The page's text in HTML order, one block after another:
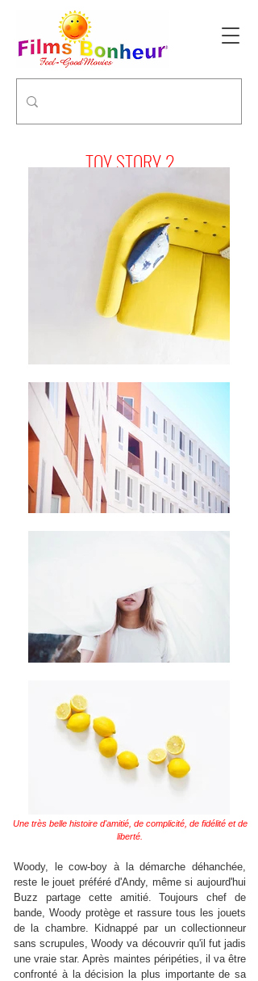
TOY STORY 2
Une très belle histoire d'amitié, de complicité, de fidélité et de
liberté.
Woody, le cow-boy à la démarche déhanchée,
reste le jouet préféré d'Andy, même si aujourd'hui
Buzz partage cette amitié. Toujours chef de
bande, Woody protège et rassure tous les jouets
de la chambre. Kidnappé par un collectionneur
sans scrupules, Woody va découvrir qu'il fut jadis
une vraie star. Après maintes péripéties, il va être
confronté à la décision la plus importante de sa